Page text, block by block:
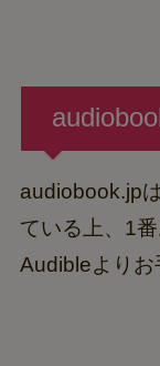
audiobook.jp
ている上、1
Audibleよりお